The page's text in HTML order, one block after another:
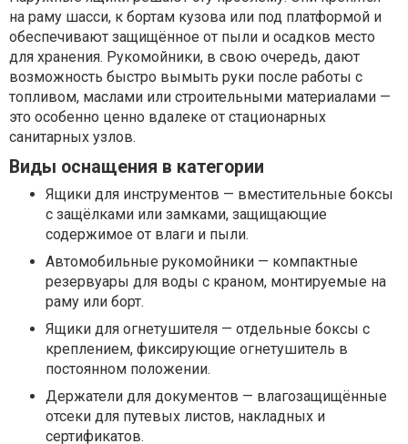
на раму шасси, к бортам кузова или под платформой и
обеспечивают защищённое от пыли и осадков место
для хранения. Рукомойники, в свою очередь, дают
возможность быстро вымыть руки после работы с
топливом, маслами или строительными материалами —
это особенно ценно вдалеке от стационарных
санитарных узлов.
Виды оснащения в категории
Ящики для инструментов — вместительные боксы
с защёлками или замками, защищающие
содержимое от влаги и пыли.
Автомобильные рукомойники — компактные
резервуары для воды с краном, монтируемые на
раму или борт.
Ящики для огнетушителя — отдельные боксы с
креплением, фиксирующие огнетушитель в
постоянном положении.
Держатели для документов — влагозащищённые
отсеки для путевых листов, накладных и
сертификатов.